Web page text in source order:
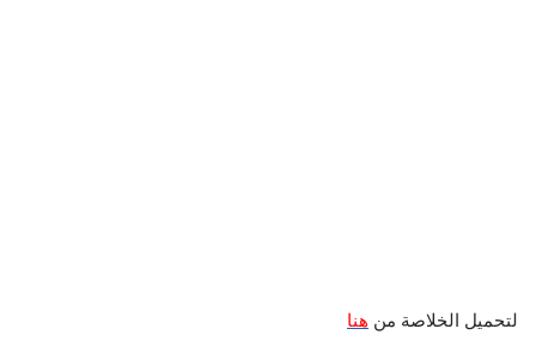
لتحميل الخلاصة من هنا